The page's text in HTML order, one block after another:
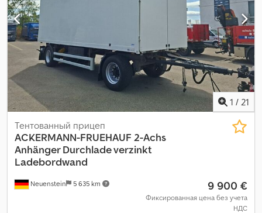
1 / 21
Neuenstein 5 635 km
Тентованный прицеп
ACKERMANN-FRUEHAUF 2-Achs
Anhänger Durchlade verzinkt
Ladebordwand
9 900 €
Фиксированная цена без учета
НДС